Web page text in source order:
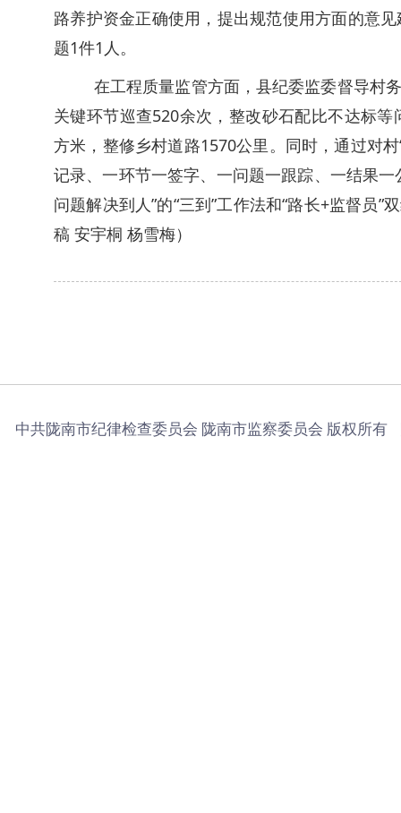
路养护资金正确使用，提出规范使用方面的意
题1件1人。
在工程质量监管方面，县纪委监委督导村
关键环节巡查520余次，整改砂石配比不达标
方米，整修乡村道路1570公里。同时，通过对
记录、一环节一签字、一问题一跟踪、一结果一
问题解决到人”的“三到”工作法和“路长+监督员
稿 安宇桐 杨雪梅）
中共陇南市纪律检查委员会 陇南市监察委员会 版权所有